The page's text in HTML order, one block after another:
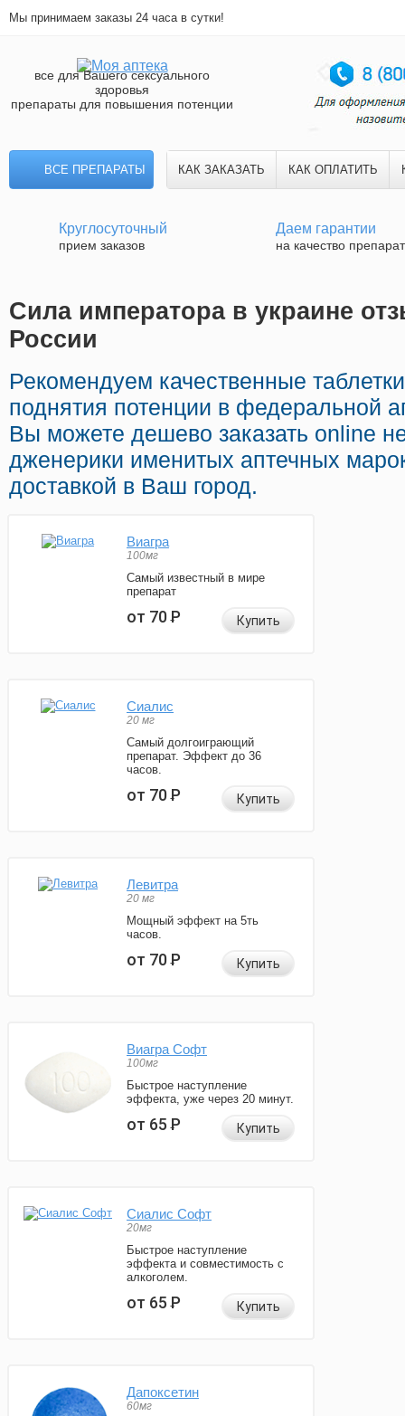
Мы принимаем заказы 24 часа в сутки!
все для Вашего сексуального
здоровья
препараты для повышения потенции
ВСЕ ПРЕПАРАТЫ КАК ЗАКАЗАТЬ КАК ОПЛАТИТЬ
Круглосуточный
прием заказов
Даем гарантии
на качество
Сила императора в украине
России
Рекомендуем качественные
поднятия потенции в федеральной
Вы можете дешево заказать online
дженерики именитых аптечных
доставкой в Ваш город.
Виагра
100мг
Самый известный в мире
препарат
от 70Р Купить
Сиалис
20 мг
Самый долгоиграющий
препарат. Эффект до 36
часов.
от 70Р Купить
Левитра
20 мг
Мощный эффект на 5ть
часов.
от 70Р Купить
Виагра Софт
100мг
Быстрое наступление
эффекта, уже через 20 минут.
от 65Р Купить
Сиалис Софт
20мг
Быстрое наступление
эффекта и совместимость с
алкоголем.
от 65Р Купить
Дапоксетин
60мг